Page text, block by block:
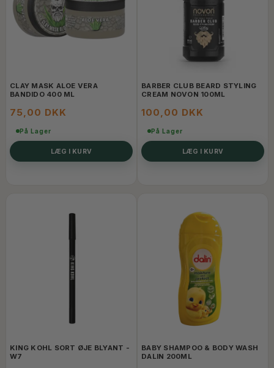
CLAY MASK ALOE VERA
BANDIDO 400 ML
75,00 DKK
På Lager
LÆG I KURV
BARBER CLUB BEARD STYLING
CREAM NOVON 100ML
100,00 DKK
På Lager
LÆG I KURV
KING KOHL SORT ØJE BLYANT -
W7
BABY SHAMPOO & BODY WASH
DALIN 200ML